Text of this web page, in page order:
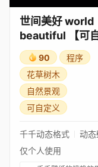
世间美好 world
beautiful 【可
义文字】
90
程序
花草树木
自然景观
可自定义
千千动态格式 动态
仅个人使用